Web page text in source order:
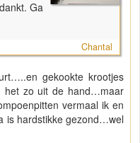
Ga
Chantal
gekookte krootjes
het zo uit de hand…maar
vermaal ik en
is hardstikke gezond…wel